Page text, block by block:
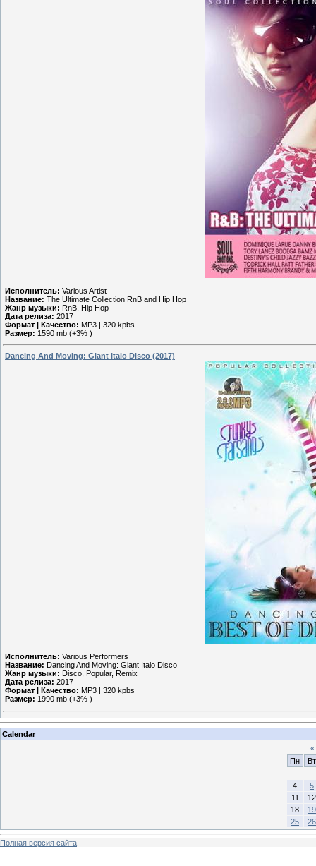
Исполнитель: Various Artist
Название: The Ultimate Collection RnB and Hip Hop
Жанр музыки: RnB, Hip Hop
Дата релиза: 2017
Формат | Качество: MP3 | 320 kpbs
Размер: 1590 mb (+3% )
Dancing And Moving: Giant Italo Disco (2017)
Исполнитель: Various Performers
Название: Dancing And Moving: Giant Italo Disco
Жанр музыки: Disco, Popular, Remix
Дата релиза: 2017
Формат | Качество: MP3 | 320 kpbs
Размер: 1990 mb (+3% )
Calendar
«
Пн
Вт
4
5
11
12
18
19
25
26
Полная версия сайта